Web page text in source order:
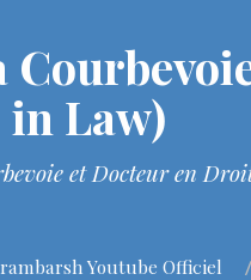
in Law)
et Docteur en
Youtube Officiel